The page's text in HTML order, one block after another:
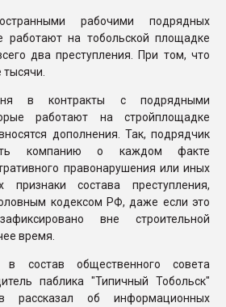
рабочими подрядных
работают на тобольской площадке
два преступления. При том, что
в контракты с подрядными
работают на стройплощадке
дополнения. Так, подрядчик
компанию о каждом факте
правонарушения или иных
признаки состава преступления,
кодексом РФ, даже если это
вне строительной
время.
состав общественного совета
паблика "Типичный Тобольск"
рассказал об информационных